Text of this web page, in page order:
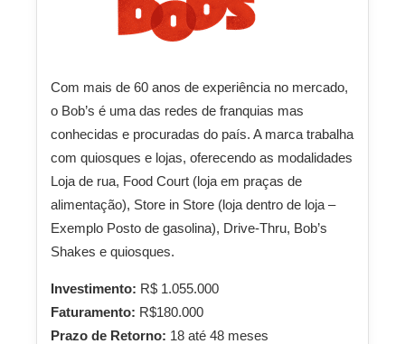
Com mais de 60 anos de experiência no mercado,
o Bob’s é uma das redes de franquias mas
conhecidas e procuradas do país. A marca trabalha
com quiosques e lojas, oferecendo as modalidades
Loja de rua, Food Court (loja em praças de
alimentação), Store in Store (loja dentro de loja –
Exemplo Posto de gasolina), Drive-Thru, Bob’s
Shakes e quiosques.
Investimento: R$ 1.055.000
Faturamento: R$180.000
Prazo de Retorno: 18 até 48 meses